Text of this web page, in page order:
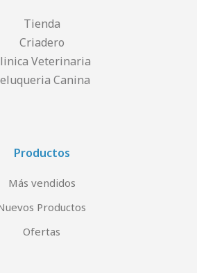
Tienda
Criadero
Veterinaria
Canina
Productos
Más vendidos
Productos
Ofertas